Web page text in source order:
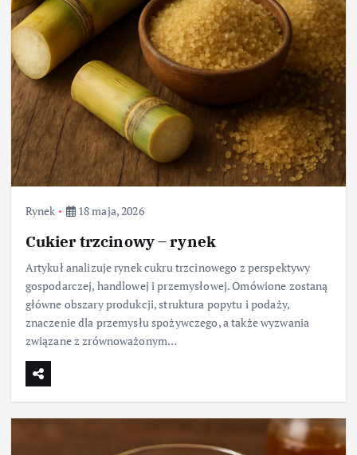
Rynek 18 maja, 2026
Cukier trzcinowy – rynek
Artykuł analizuje rynek cukru trzcinowego z perspektywy
gospodarczej, handlowej i przemysłowej. Omówione zostaną
główne obszary produkcji, struktura popytu i podaży,
znaczenie dla przemysłu spożywczego, a także wyzwania
związane z zrównoważonym…